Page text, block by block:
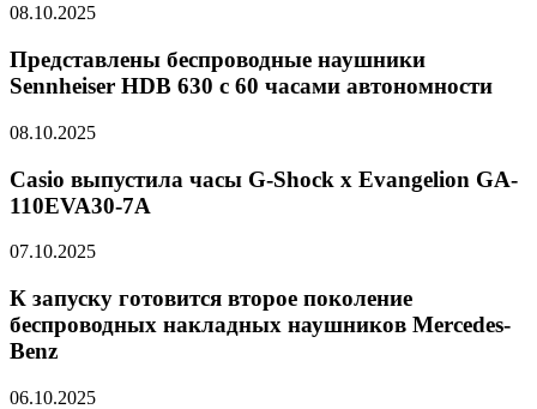
08.10.2025
Представлены беспроводные наушники
Sennheiser HDB 630 с 60 часами автономности
08.10.2025
Casio выпустила часы G-Shock x Evangelion GA-
110EVA30-7A
07.10.2025
К запуску готовится второе поколение
беспроводных накладных наушников Mercedes-
Benz
06.10.2025